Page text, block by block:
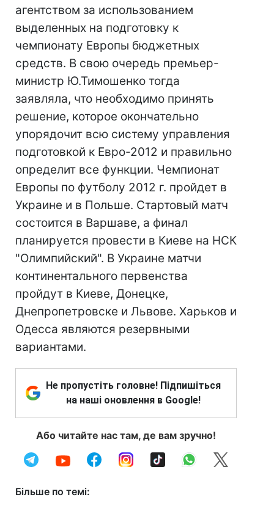
агентством за использованием
выделенных на подготовку к
чемпионату Европы бюджетных
средств. В свою очередь премьер-
министр Ю.Тимошенко тогда
заявляла, что необходимо принять
решение, которое окончательно
упорядочит всю систему управления
подготовкой к Евро-2012 и правильно
определит все функции. Чемпионат
Европы по футболу 2012 г. пройдет в
Украине и в Польше. Стартовый матч
состоится в Варшаве, а финал
планируется провести в Киеве на НСК
"Олимпийский". В Украине матчи
континентального первенства
пройдут в Киеве, Донецке,
Днепропетровске и Львове. Харьков и
Одесса являются резервными
вариантами.
Не пропустіть головне! Підпишіться
на наші оновлення в Google!
Або читайте нас там, де вам зручно!
Більше по темі: